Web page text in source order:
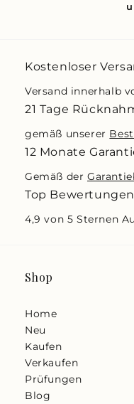
Kostenloser
Versand innerhalb
21 Tage
gemäß unserer
12 Monate
Gemäß der
Top Bewertungen
4,9 von 5 Sternen
Shop
Home
Neu
Kaufen
Verkaufen
Prüfungen
Blog